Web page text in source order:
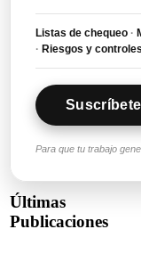
Listas de chequeo ·
· Riesgos y
Para que tu trabajo
Últimas
Publicaciones